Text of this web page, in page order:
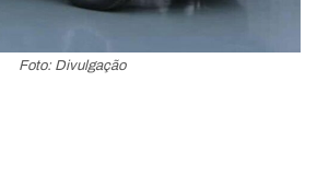
Foto: Divulgação